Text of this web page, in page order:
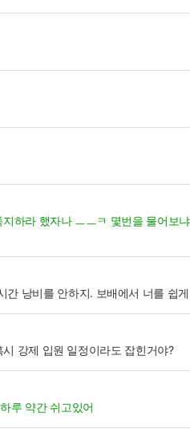
하라 했자나 ㅡㅡㅋ 몇번을 물어보
간 낭비를 안하지. 보배에서 너를 쉽
강제 입원 일정이라도 잡힌거야?
루 약간 쉬고있어